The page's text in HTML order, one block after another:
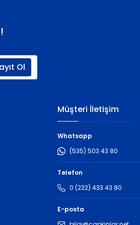
Ol
Müşteri İletişim
Whatsapp
(535) 503 43 80
Telefon
0 (232) 433 43 80
E-posta